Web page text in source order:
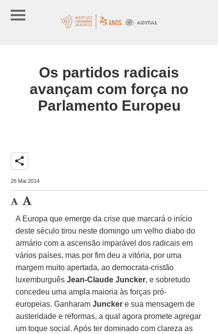
Os partidos radicais
avançam com força no
Parlamento Europeu
share
26 Mai 2014
A Europa que emerge da crise que marcará o início
deste século tirou neste domingo um velho diabo do
armário com a ascensão imparável dos radicais em
vários países, mas por fim deu a vitória, por uma
margem muito apertada, ao democrata-cristão
luxemburguêsJean-Claude Juncker, e sobretudo
concedeu uma ampla maioria às forças pró-
europeias. GanharamJuncker e sua mensagem de
austeridade e reformas, a qual agora promete agregar
um toque social. Após ter dominado com clareza as